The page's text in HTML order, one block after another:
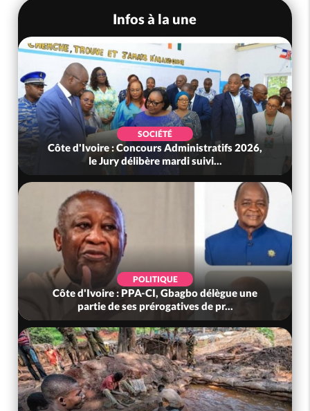
Infos à la une
SOCIÉTÉ
Côte d'Ivoire : Concours Administratifs 2026,
le Jury délibère mardi suivi...
POLITIQUE
Côte d'Ivoire : PPA-CI, Gbagbo délègue une
partie de ses prérogatives de pr...